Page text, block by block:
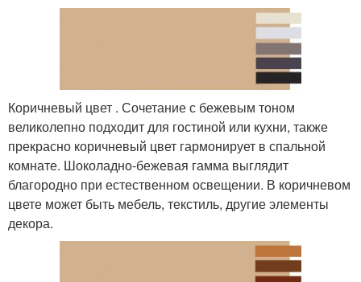
Коричневый цвет . Сочетание с бежевым тоном
великолепно подходит для гостиной или кухни, также
прекрасно коричневый цвет гармонирует в спальной
комнате. Шоколадно-бежевая гамма выглядит
благородно при естественном освещении. В коричневом
цвете может быть мебель, текстиль, другие элементы
декора.